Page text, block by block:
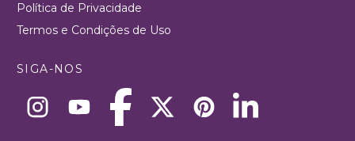
Política de Privacidade
Termos e Condições de Uso
SIGA-NOS